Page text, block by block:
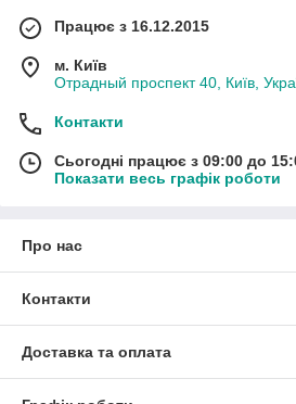
Працює з 16.12.2015
м. Київ
Отрадный проспект 40, Київ,
Контакти
Сьогодні працює з 09:00 до
Показати весь графік роботи
Про нас
Контакти
Доставка та оплата